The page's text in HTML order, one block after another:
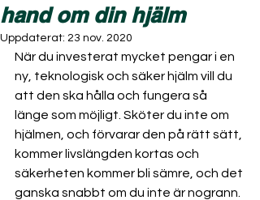
hand om din hjälm
Uppdaterat: 23 nov. 2020
När du investerat mycket pengar i en
ny, teknologisk och säker hjälm vill du
att den ska hålla och fungera så
länge som möjligt. Sköter du inte om
hjälmen, och förvarar den på rätt sätt,
kommer livslängden kortas och
säkerheten kommer bli sämre, och det
ganska snabbt om du inte är nogrann.